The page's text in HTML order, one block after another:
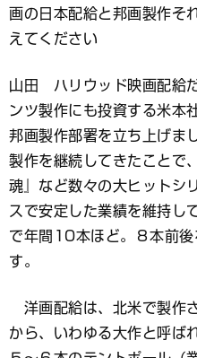
画の日本配給と邦画製作そ
えてください
山田 ハリウッド映画配給
ンツ製作にも投資する米本
邦画製作部署を立ち上げま
製作を継続してきたことで
魂』など数々の大ヒットシ
スで安定した業績を維持し
で年間10本ほど。８本前
す。
洋画配給は、北米で製作
から、いわゆる大作と呼ば